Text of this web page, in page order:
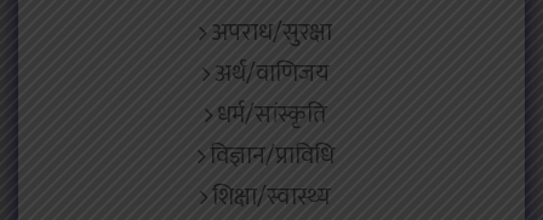
अपराध/सुरक्षा
अर्थ/वाणिजय
धर्म/सांस्कृति
विज्ञान/प्राविधि
शिक्षा/स्वास्थ्य